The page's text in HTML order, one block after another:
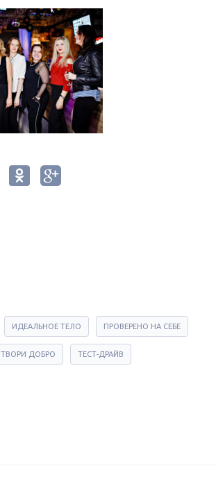
ИДЕАЛЬНОЕ ТЕЛО ПРОВЕРЕНО НА СЕБЕ
ТВОРИ ДОБРО ТЕСТ-ДРАЙВ